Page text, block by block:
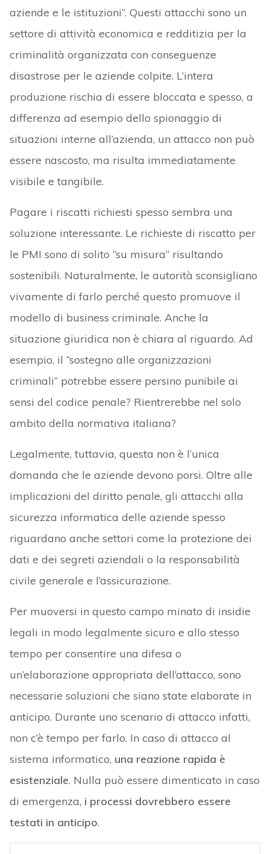
aziende e le istituzioni”. Questi attacchi sono un
settore di attività economica e redditizia per la
criminalità organizzata con conseguenze
disastrose per le aziende colpite. L’intera
produzione rischia di essere bloccata e spesso, a
differenza ad esempio dello spionaggio di
situazioni interne all’azienda, un attacco non può
essere nascosto, ma risulta immediatamente
visibile e tangibile.
Pagare i riscatti richiesti spesso sembra una
soluzione interessante. Le richieste di riscatto per
le PMI sono di solito “su misura” risultando
sostenibili. Naturalmente, le autorità sconsigliano
vivamente di farlo perché questo promuove il
modello di business criminale. Anche la
situazione giuridica non è chiara al riguardo. Ad
esempio, il “sostegno alle organizzazioni
criminali” potrebbe essere persino punibile ai
sensi del codice penale? Rientrerebbe nel solo
ambito della normativa italiana?
Legalmente, tuttavia, questa non è l’unica
domanda che le aziende devono porsi. Oltre alle
implicazioni del diritto penale, gli attacchi alla
sicurezza informatica delle aziende spesso
riguardano anche settori come la protezione dei
dati e dei segreti aziendali o la responsabilità
civile generale e l’assicurazione.
Per muoversi in questo campo minato di insidie
legali in modo legalmente sicuro e allo stesso
tempo per consentire una difesa o
un’elaborazione appropriata dell’attacco, sono
necessarie soluzioni che siano state elaborate in
anticipo. Durante uno scenario di attacco infatti,
non c’è tempo per farlo. In caso di attacco al
sistema informatico, una reazione rapida è
esistenziale. Nulla può essere dimenticato in caso
di emergenza, i processi dovrebbero essere
testati in anticipo.